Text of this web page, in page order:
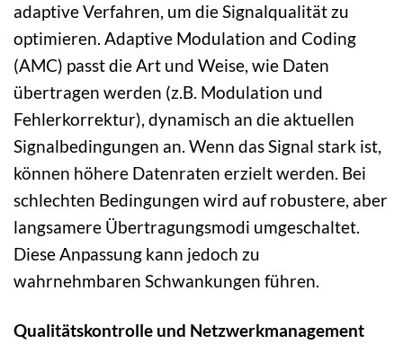
adaptive Verfahren, um die Signalqualität zu
optimieren. Adaptive Modulation and Coding
(AMC) passt die Art und Weise, wie Daten
übertragen werden (z.B. Modulation und
Fehlerkorrektur), dynamisch an die aktuellen
Signalbedingungen an. Wenn das Signal stark ist,
können höhere Datenraten erzielt werden. Bei
schlechten Bedingungen wird auf robustere, aber
langsamere Übertragungsmodi umgeschaltet.
Diese Anpassung kann jedoch zu
wahrnehmbaren Schwankungen führen.
Qualitätskontrolle und Netzwerkmanagement